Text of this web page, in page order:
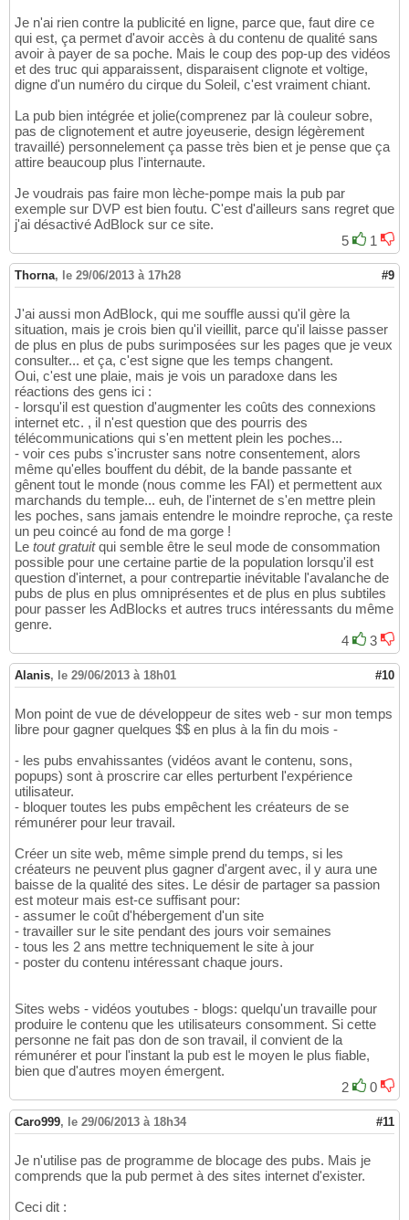
Je n'ai rien contre la publicité en ligne, parce que, faut dire ce
qui est, ça permet d'avoir accès à du contenu de qualité sans
avoir à payer de sa poche. Mais le coup des pop-up des vidéos
et des truc qui apparaissent, disparaisent clignote et voltige,
digne d'un numéro du cirque du Soleil, c'est vraiment chiant.
La pub bien intégrée et jolie(comprenez par là couleur sobre,
pas de clignotement et autre joyeuserie, design légèrement
travaillé) personnelement ça passe très bien et je pense que ça
attire beaucoup plus l'internaute.
Je voudrais pas faire mon lèche-pompe mais la pub par
exemple sur DVP est bien foutu. C'est d'ailleurs sans regret que
j'ai désactivé AdBlock sur ce site.
5
1
Thorna, le 29/06/2013 à 17h28 #9
J'ai aussi mon AdBlock, qui me souffle aussi qu'il gère la
situation, mais je crois bien qu'il vieillit, parce qu'il laisse passer
de plus en plus de pubs surimposées sur les pages que je veux
consulter... et ça, c'est signe que les temps changent.
Oui, c'est une plaie, mais je vois un paradoxe dans les
réactions des gens ici :
- lorsqu'il est question d'augmenter les coûts des connexions
internet etc. , il n'est question que des pourris des
télécommunications qui s'en mettent plein les poches...
- voir ces pubs s'incruster sans notre consentement, alors
même qu'elles bouffent du débit, de la bande passante et
gênent tout le monde (nous comme les FAI) et permettent aux
marchands du temple... euh, de l'internet de s'en mettre plein
les poches, sans jamais entendre le moindre reproche, ça reste
un peu coincé au fond de ma gorge !
Le tout gratuitqui semble être le seul mode de consommation
possible pour une certaine partie de la population lorsqu'il est
question d'internet, a pour contrepartie inévitable l'avalanche de
pubs de plus en plus omniprésentes et de plus en plus subtiles
pour passer les AdBlocks et autres trucs intéressants du même
genre.
4
3
Alanis, le 29/06/2013 à 18h01 #10
Mon point de vue de développeur de sites web - sur mon temps
libre pour gagner quelques $$ en plus à la fin du mois -
- les pubs envahissantes (vidéos avant le contenu, sons,
popups) sont à proscrire car elles perturbent l'expérience
utilisateur.
- bloquer toutes les pubs empêchent les créateurs de se
rémunérer pour leur travail.
Créer un site web, même simple prend du temps, si les
créateurs ne peuvent plus gagner d'argent avec, il y aura une
baisse de la qualité des sites. Le désir de partager sa passion
est moteur mais est-ce suffisant pour:
- assumer le coût d'hébergement d'un site
- travailler sur le site pendant des jours voir semaines
- tous les 2 ans mettre techniquement le site à jour
- poster du contenu intéressant chaque jours.
Sites webs - vidéos youtubes - blogs: quelqu'un travaille pour
produire le contenu que les utilisateurs consomment. Si cette
personne ne fait pas don de son travail, il convient de la
rémunérer et pour l'instant la pub est le moyen le plus fiable,
bien que d'autres moyen émergent.
2
0
Caro999, le 29/06/2013 à 18h34 #11
Je n'utilise pas de programme de blocage des pubs. Mais je
comprends que la pub permet à des sites internet d'exister.
Ceci dit :